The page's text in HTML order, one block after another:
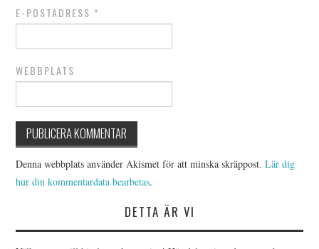
E-POSTADRESS *
WEBBPLATS
Denna webbplats använder Akismet för att minska skräppost.Lär dig
hur din kommentardata bearbetas.
DETTA ÄR VI